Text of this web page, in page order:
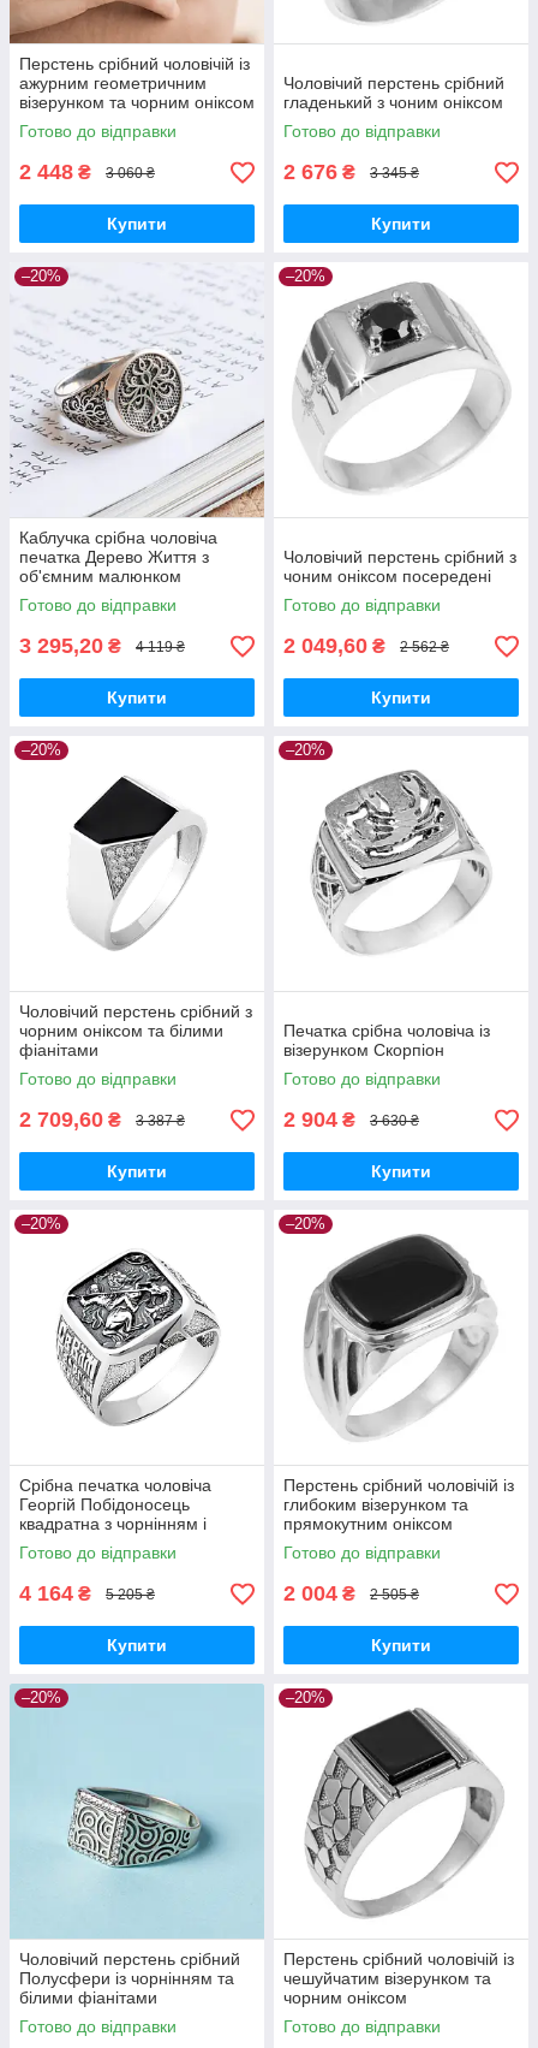
Перстень срібний чоловічій із
ажурним геометричним
візерунком та чорним оніксом
Готово до відправки
2 448 ₴ 3 060 ₴
Купити
Чоловічий перстень срібний
гладенький з чоним оніксом
Готово до відправки
2 676 ₴ 3 345 ₴
Купити
–20%
Каблучка срібна чоловіча
печатка Дерево Життя з
об'ємним малюнком
Готово до відправки
3 295,20 ₴ 4 119 ₴
Купити
–20%
Чоловічий перстень срібний з
чоним оніксом посередені
Готово до відправки
2 049,60 ₴ 2 562 ₴
Купити
–20%
Чоловічий перстень срібний з
чорним оніксом та білими
фіанітами
Готово до відправки
2 709,60 ₴ 3 387 ₴
Купити
–20%
Печатка срібна чоловіча із
візерунком Скорпіон
Готово до відправки
2 904 ₴ 3 630 ₴
Купити
–20%
Срібна печатка чоловіча
Георгій Побідоносець
квадратна з чорнінням і
написами з боків
Готово до відправки
4 164 ₴ 5 205 ₴
Купити
–20%
Перстень срібний чоловічій із
глибоким візерунком та
прямокутним оніксом
Готово до відправки
2 004 ₴ 2 505 ₴
Купити
–20%
Чоловічий перстень срібний
Полусфери із чорнінням та
білими фіанітами
Готово до відправки
–20%
Перстень срібний чоловічій із
чешуйчатим візерунком та
чорним оніксом
Готово до відправки